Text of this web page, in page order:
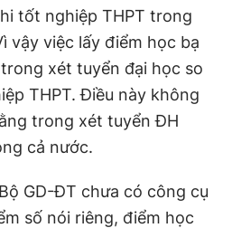
tốt nghiệp THPT trong
vậy việc lấy điểm học bạ
xét tuyển đại học so
THPT. Điều này không
trong xét tuyển ĐH
cả nước.
GD-ĐT chưa có công cụ
số nói riêng, điểm học